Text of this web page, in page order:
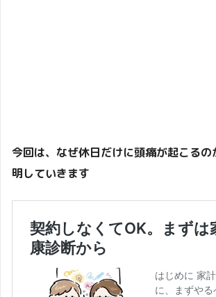
今回は、なぜ休日だけに頭痛が起こる
明していきます